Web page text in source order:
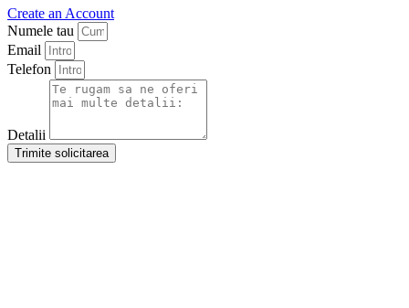
Create an Account
Numele tau
Email
Telefon
Detalii
Trimite solicitarea